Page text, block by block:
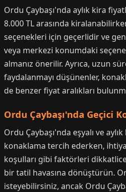
Ordu Çaybaşı'nda aylık kira
8.000 TL arasında
seçenekleri için geçerlidir ve
veya merkezi konumdaki
almanız önerilir. Ayrıca, uzun
faydalanmayı düşünenler,
de benzer fiyat aralıkları
Ordu Çaybaşı'nda Geçici
Ordu Çaybaşı'nda eşyalı ve
konaklama tercih ederken,
koşulları gibi faktörleri
bir tatil havasına dönüştürün.
isteyebilirsiniz, ancak Ordu